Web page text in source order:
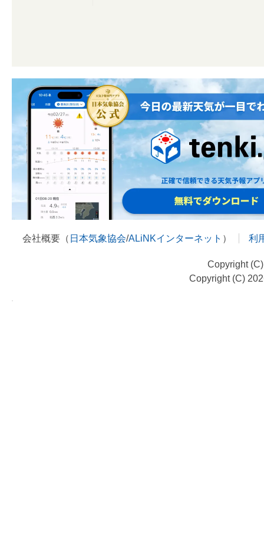
会社概要（ 日本気象協会/ALiNKインターネット ） 利
Copyright
Copyright (C)